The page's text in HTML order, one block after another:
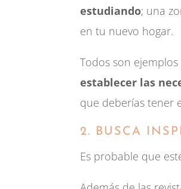
estudiando; una
en tu nuevo hogar.
Todos son
establecer las
que deberías tener
2. BUSCA
Es probable que